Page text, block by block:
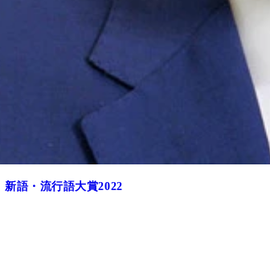
党女性局のフランス研修でエッフェル塔を
語・流行語大賞2022